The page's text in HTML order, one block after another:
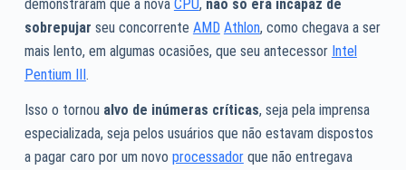
demonstraram que a nova CPU, não só era incapaz de
sobrepujar seu concorrente AMD Athlon, como chegava a ser
mais lento, em algumas ocasiões, que seu antecessor Intel
Pentium III.
Isso o tornou alvo de inúmeras críticas, seja pela imprensa
especializada, seja pelos usuários que não estavam dispostos
a pagar caro por um novo processadorque não entregava